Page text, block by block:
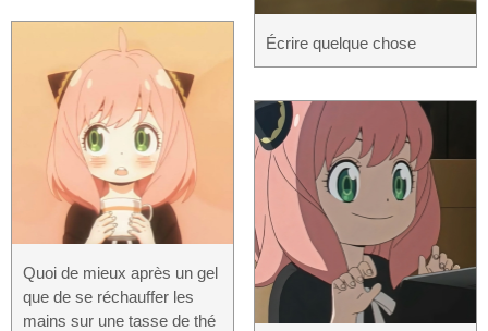
Quoi de mieux après un gel
que de se réchauffer les
mains sur une tasse de thé
Écrire quelque chose